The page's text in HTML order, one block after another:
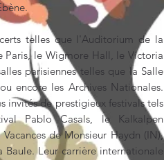
telles que l'Auditorium de la
le Wigmore Hall, le Victoria
parisiennes telles que la Salle
encore les Archives Nationales.
invités de prestigieux festivals tels
Pablo Casals, le Kalkalpen
de Monsieur Haydn (IN),
Baule. Leur carrière internationale